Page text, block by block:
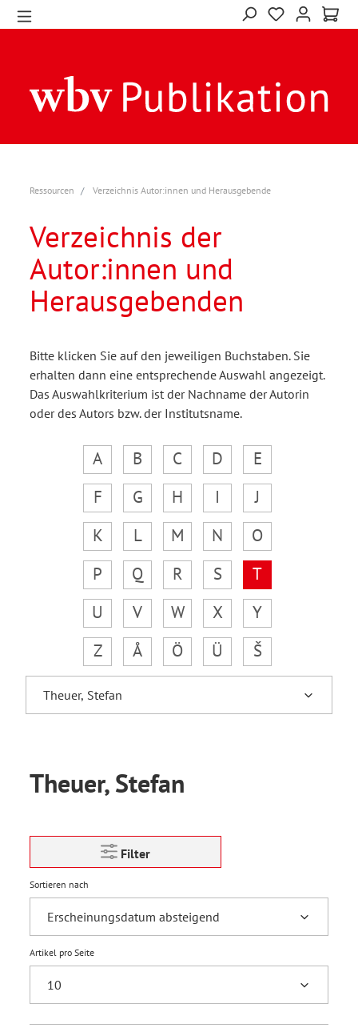
Ressourcen Verzeichnis Autor:innen und Herausgebende
Verzeichnis der
Autor:innen und
Herausgebenden
Bitte klicken Sie auf den jeweiligen Buchstaben. Sie
erhalten dann eine entsprechende Auswahl angezeigt.
Das Auswahlkriterium ist der Nachname der Autorin
oder des Autors bzw. der Institutsname.
A B C D
E
F
G H I
J
K
L M N
O
P
Q R S
T
U
V W X
Y
Z
Å Ö Ü Š
Theuer, Stefan
Filter
Sortieren nach
Artikel pro Seite